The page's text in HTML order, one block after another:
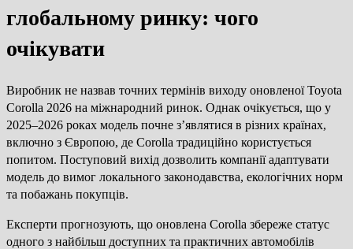
глобальному ринку: чого
очікувати
Виробник не назвав точних термінів виходу оновленої Toyota
Corolla 2026 на міжнародний ринок. Однак очікується, що у
2025–2026 роках модель почне з’являтися в різних країнах,
включно з Європою, де Corolla традиційно користується
попитом. Поступовий вихід дозволить компанії адаптувати
модель до вимог локального законодавства, екологічних норм
та побажань покупців.
Експерти прогнозують, що оновлена Corolla збереже статус
одного з найбільш доступних та практичних автомобілів